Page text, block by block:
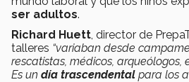
ser adultos.
Richard Huett , director de
talleres “variaban desde
rescatistas, médicos, arqueólogos,
Es un día trascendental para los